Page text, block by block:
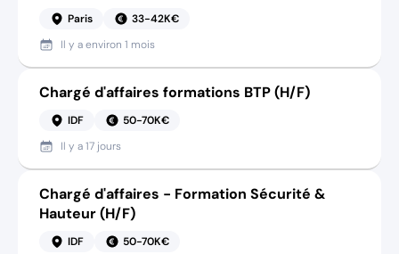
Paris
33-42K€
Il y aenviron 1 mois
Chargé d'affaires formations BTP (H/F)
IDF
50-70K€
Il y a17 jours
Chargé d'affaires - Formation Sécurité &
Hauteur (H/F)
IDF
50-70K€